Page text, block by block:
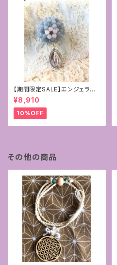
【期間限定SALE】エンジェライ
ト&ローズクォーツ4mmフラー
レン+マリア様の奇跡のメダイ
¥8,910
10%OFF
その他の商品